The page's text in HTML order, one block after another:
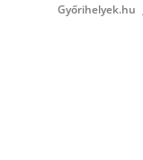
Győrihelyek.hu